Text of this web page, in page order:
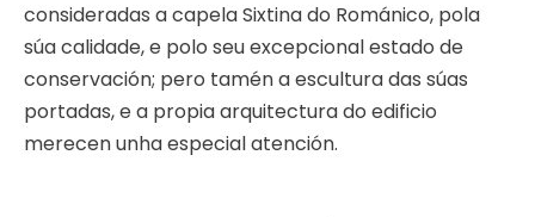
consideradas a capela Sixtina do Románico, pola
súa calidade, e polo seu excepcional estado de
conservación; pero tamén a escultura das súas
portadas, e a propia arquitectura do edificio
merecen unha especial atención.